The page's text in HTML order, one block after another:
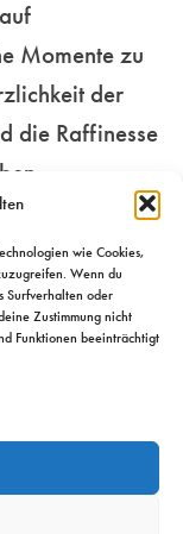
wie Cookies,
Wenn du
Surfverhalten oder
Zustimmung nicht
Funktionen beeinträchtigt
Mehr
Momente zu
der
die Raffinesse